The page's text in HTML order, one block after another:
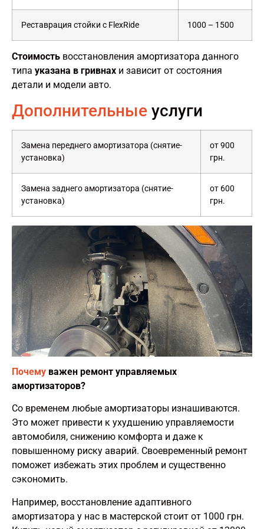
Реставрация стойки с FlexRide 1000 – 1500
Стоимость восстановления амортизатора данного
типа указана в гривнах и зависит от состояния
детали и модели авто.
Дополнительные услуги
Замена переднего амортизатора (снятие-
установка)
от 900
грн.
Замена заднего амортизатора (снятие-
установка)
от 600
грн.
Почему важен ремонт управляемых
амортизаторов?
Со временем любые амортизаторы изнашиваются.
Это может привести к ухудшению управляемости
автомобиля, снижению комфорта и даже к
повышенному риску аварий. Своевременный ремонт
поможет избежать этих проблем и существенно
сэкономить.
Например, восстановление адаптивного
амортизатора у нас в мастерской стоит от 1000 грн.